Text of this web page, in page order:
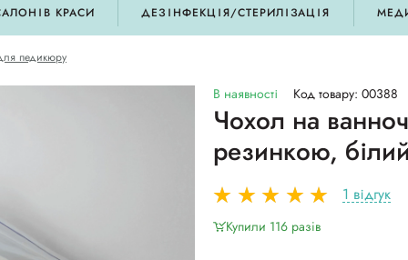
КРАСИ ДЕЗІНФЕКЦІЯ/СТЕРИЛІЗАЦІЯ
педикюру
В наявності Код товару: 00388
Чохол на
резинкою,
1 відгук
Купили 116 разiв